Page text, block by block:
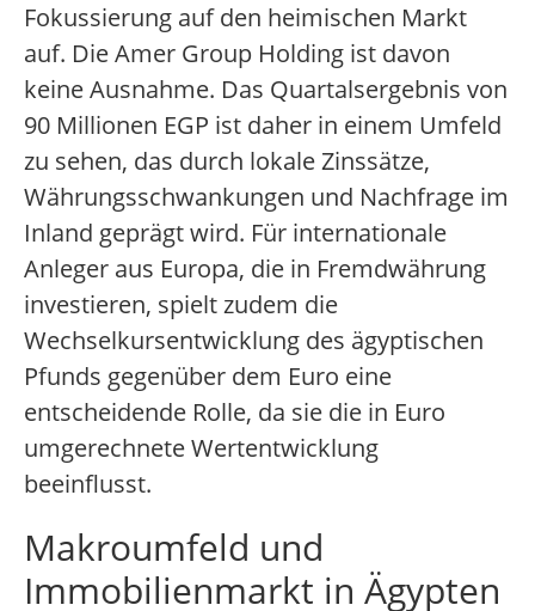
Fokussierung auf den heimischen Markt
auf. Die Amer Group Holding ist davon
keine Ausnahme. Das Quartalsergebnis von
90 Millionen EGP ist daher in einem Umfeld
zu sehen, das durch lokale Zinssätze,
Währungsschwankungen und Nachfrage im
Inland geprägt wird. Für internationale
Anleger aus Europa, die in Fremdwährung
investieren, spielt zudem die
Wechselkursentwicklung des ägyptischen
Pfunds gegenüber dem Euro eine
entscheidende Rolle, da sie die in Euro
umgerechnete Wertentwicklung
beeinflusst.
Makroumfeld und
Immobilienmarkt in Ägypten